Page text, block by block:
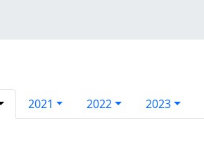
2021 2022 2023